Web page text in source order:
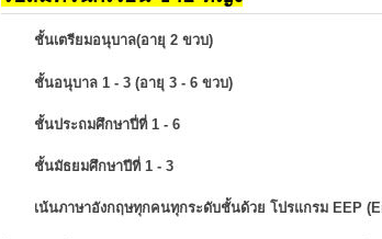
ชั้นเตรียมอนุบาล(อายุ 2 ขวบ)
ชั้นอนุบาล 1 - 3 (อายุ 3 - 6 ขวบ)
ชั้นประถมศึกษาปี่ที่ 1 - 6
ชั้นมัธยมศึกษาปีที่ 1 - 3
เน้นภาษาอังกฤษทุกคนทุกระดับชั้นด้วย โปรแกรม EEP